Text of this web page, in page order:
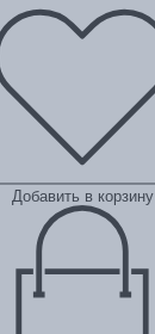
Добавить в корзину